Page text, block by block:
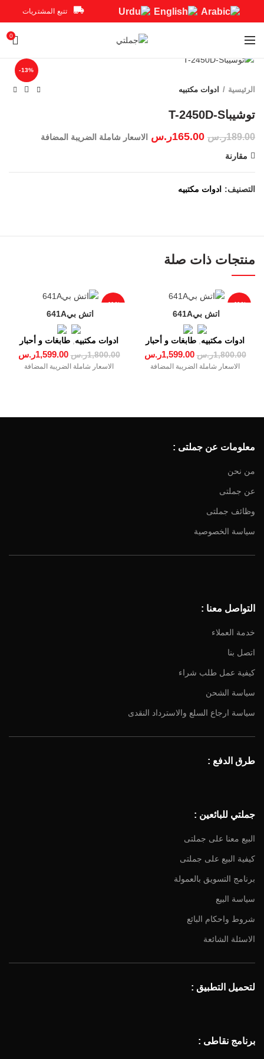
تتبع المشتريات
0
-13%
الرئيسية ادوات مكتبيه
189.00ر.س 165.00ر.س
الاسعار شاملة الضريبة المضافة
مقارنة
التصنيف: ادوات مكتبيه
منتجات ذات صلة
-11%
ادوات مكتبيه طابغات و أحبار
1,800.00ر.س 1,599.00ر.س
الاسعار شاملة الضريبة المضافة
-11%
ادوات مكتبيه طابغات و أحبار
1,800.00ر.س 1,599.00ر.س
الاسعار شاملة الضريبة المضافة
معلومات عن جملتى :
من نحن
عن جملتى
وظائف جملتى
سياسة الخصوصية
التواصل معنا :
خدمة العملاء
اتصل بنا
كيفية عمل طلب شراء
سياسة الشحن
سياسة ارجاع السلع والاسترداد النقدى
طرق الدفع :
جملتي للبائعين :
البيع معنا على جملتى
كيفية البيع على جملتى
برنامج التسويق بالعمولة
سياسة البيع
شروط واحكام البائع
الاسئلة الشائعة
لتحميل التطبيق :
برنامج نقاطى :
Facebook
YouTube
Email